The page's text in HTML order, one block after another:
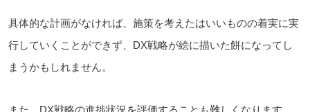
具体的な計画がなければ、施策を考えたはいいものの着実に実
行していくことができず、DX戦略が絵に描いた餅になってし
まうかもしれません。
また、DX戦略の進捗状況を評価することも難しくなります。